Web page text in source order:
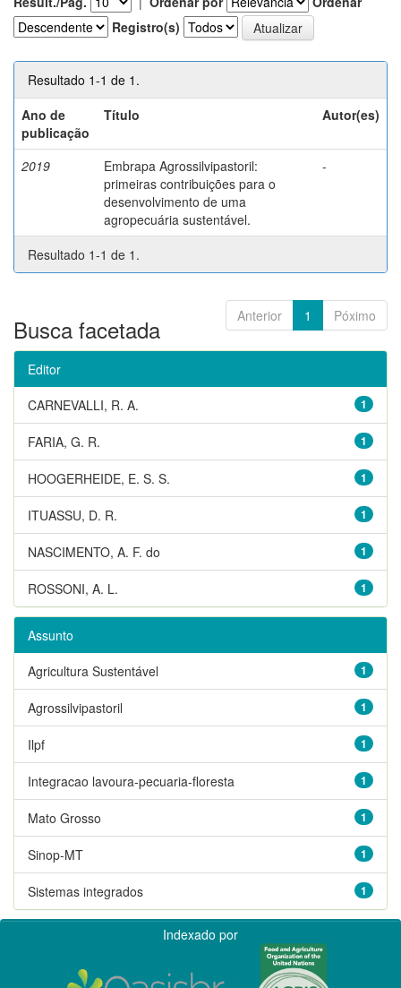
Registro(s)
Resultado 1-1 de 1.
Ano de
publicação
Título Autor(es)
2019
Embrapa Agrossilvipastoril:
primeiras contribuições para o
desenvolvimento de uma
agropecuária sustentável.
-
Resultado 1-1 de 1.
Anterior 1 Póximo
Busca facetada
Editor
1
CARNEVALLI, R. A.
1
FARIA, G. R.
1
HOOGERHEIDE, E. S. S.
1
ITUASSU, D. R.
1
NASCIMENTO, A. F. do
1
ROSSONI, A. L.
Assunto
1
Agricultura Sustentável
1
Agrossilvipastoril
1
Ilpf
1
Integracao lavoura-pecuaria-floresta
1
Mato Grosso
1
Sinop-MT
1
Sistemas integrados
Indexado por